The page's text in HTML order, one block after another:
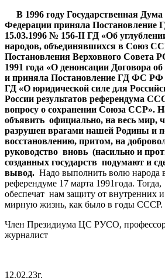
В 1996 году Государственная Дума
Федерации приняла
15.03.1996 № 156-II ГД «Об
народов, объединявшихся в Союз
Постановления Верховного Совета
1991 года «О денонсации Договора
и приняла Постановление ГД ФС РФ
ГД «О юридической силе для
России результатов референдума
вопросу о сохранении Союза ССР».
объявить официально, на весь
разрушен врагами нашей Родины и
восстановлению, притом, на
руководство вновь (насильно и
созданных государств подумают и
вывод. Надо выполнить волю народа
референдуме 17 марта 1991года.
обеспечат нам защиту от внутренних
мирную жизнь, как было в годы СССР.
Член Президиума ЦС РУСО,
журналист
В.А.
12.02.23г.